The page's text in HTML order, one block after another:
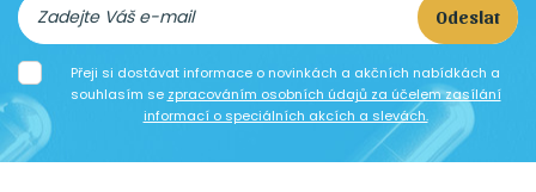
Odeslat
Přeji si dostávat informace o novinkách a akčních nabídkách a
souhlasím se zpracováním osobních údajů za účelem zasílání
informací o speciálních akcích a slevách.